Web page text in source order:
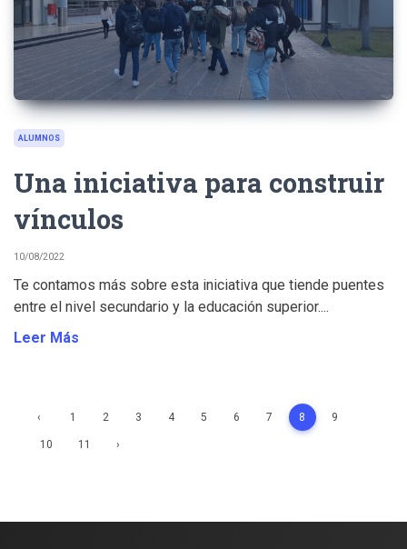
ALUMNOS
Una iniciativa para construir
vínculos
10/08/2022
Te contamos más sobre esta iniciativa que tiende puentes
entre el nivel secundario y la educación superior....
Leer Más
‹ 1 2 3 4 5 6 7 8 9
10 11 ›